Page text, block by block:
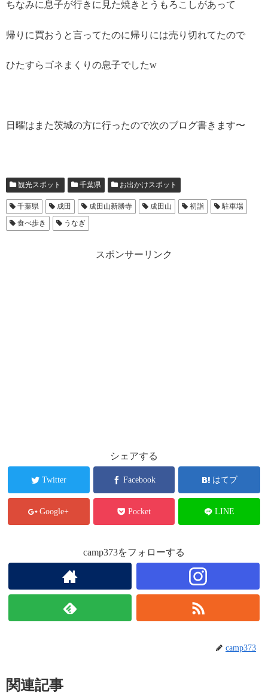
ちなみに息子が行きに見た焼きとうもろこしがあって
帰りに買おうと言ってたのに帰りには売り切れてたので
ひたすらゴネまくりの息子でしたw
日曜はまた茨城の方に行ったので次のブログ書きます〜
観光スポット 千葉県 お出かけスポット
千葉県 成田 成田山新勝寺 成田山 初詣
駐車場
食べ歩き
うなぎ
スポンサーリンク
シェアする
Twitter Facebook はてブ
Google+ Pocket LINE
camp373をフォローする
camp373
関連記事